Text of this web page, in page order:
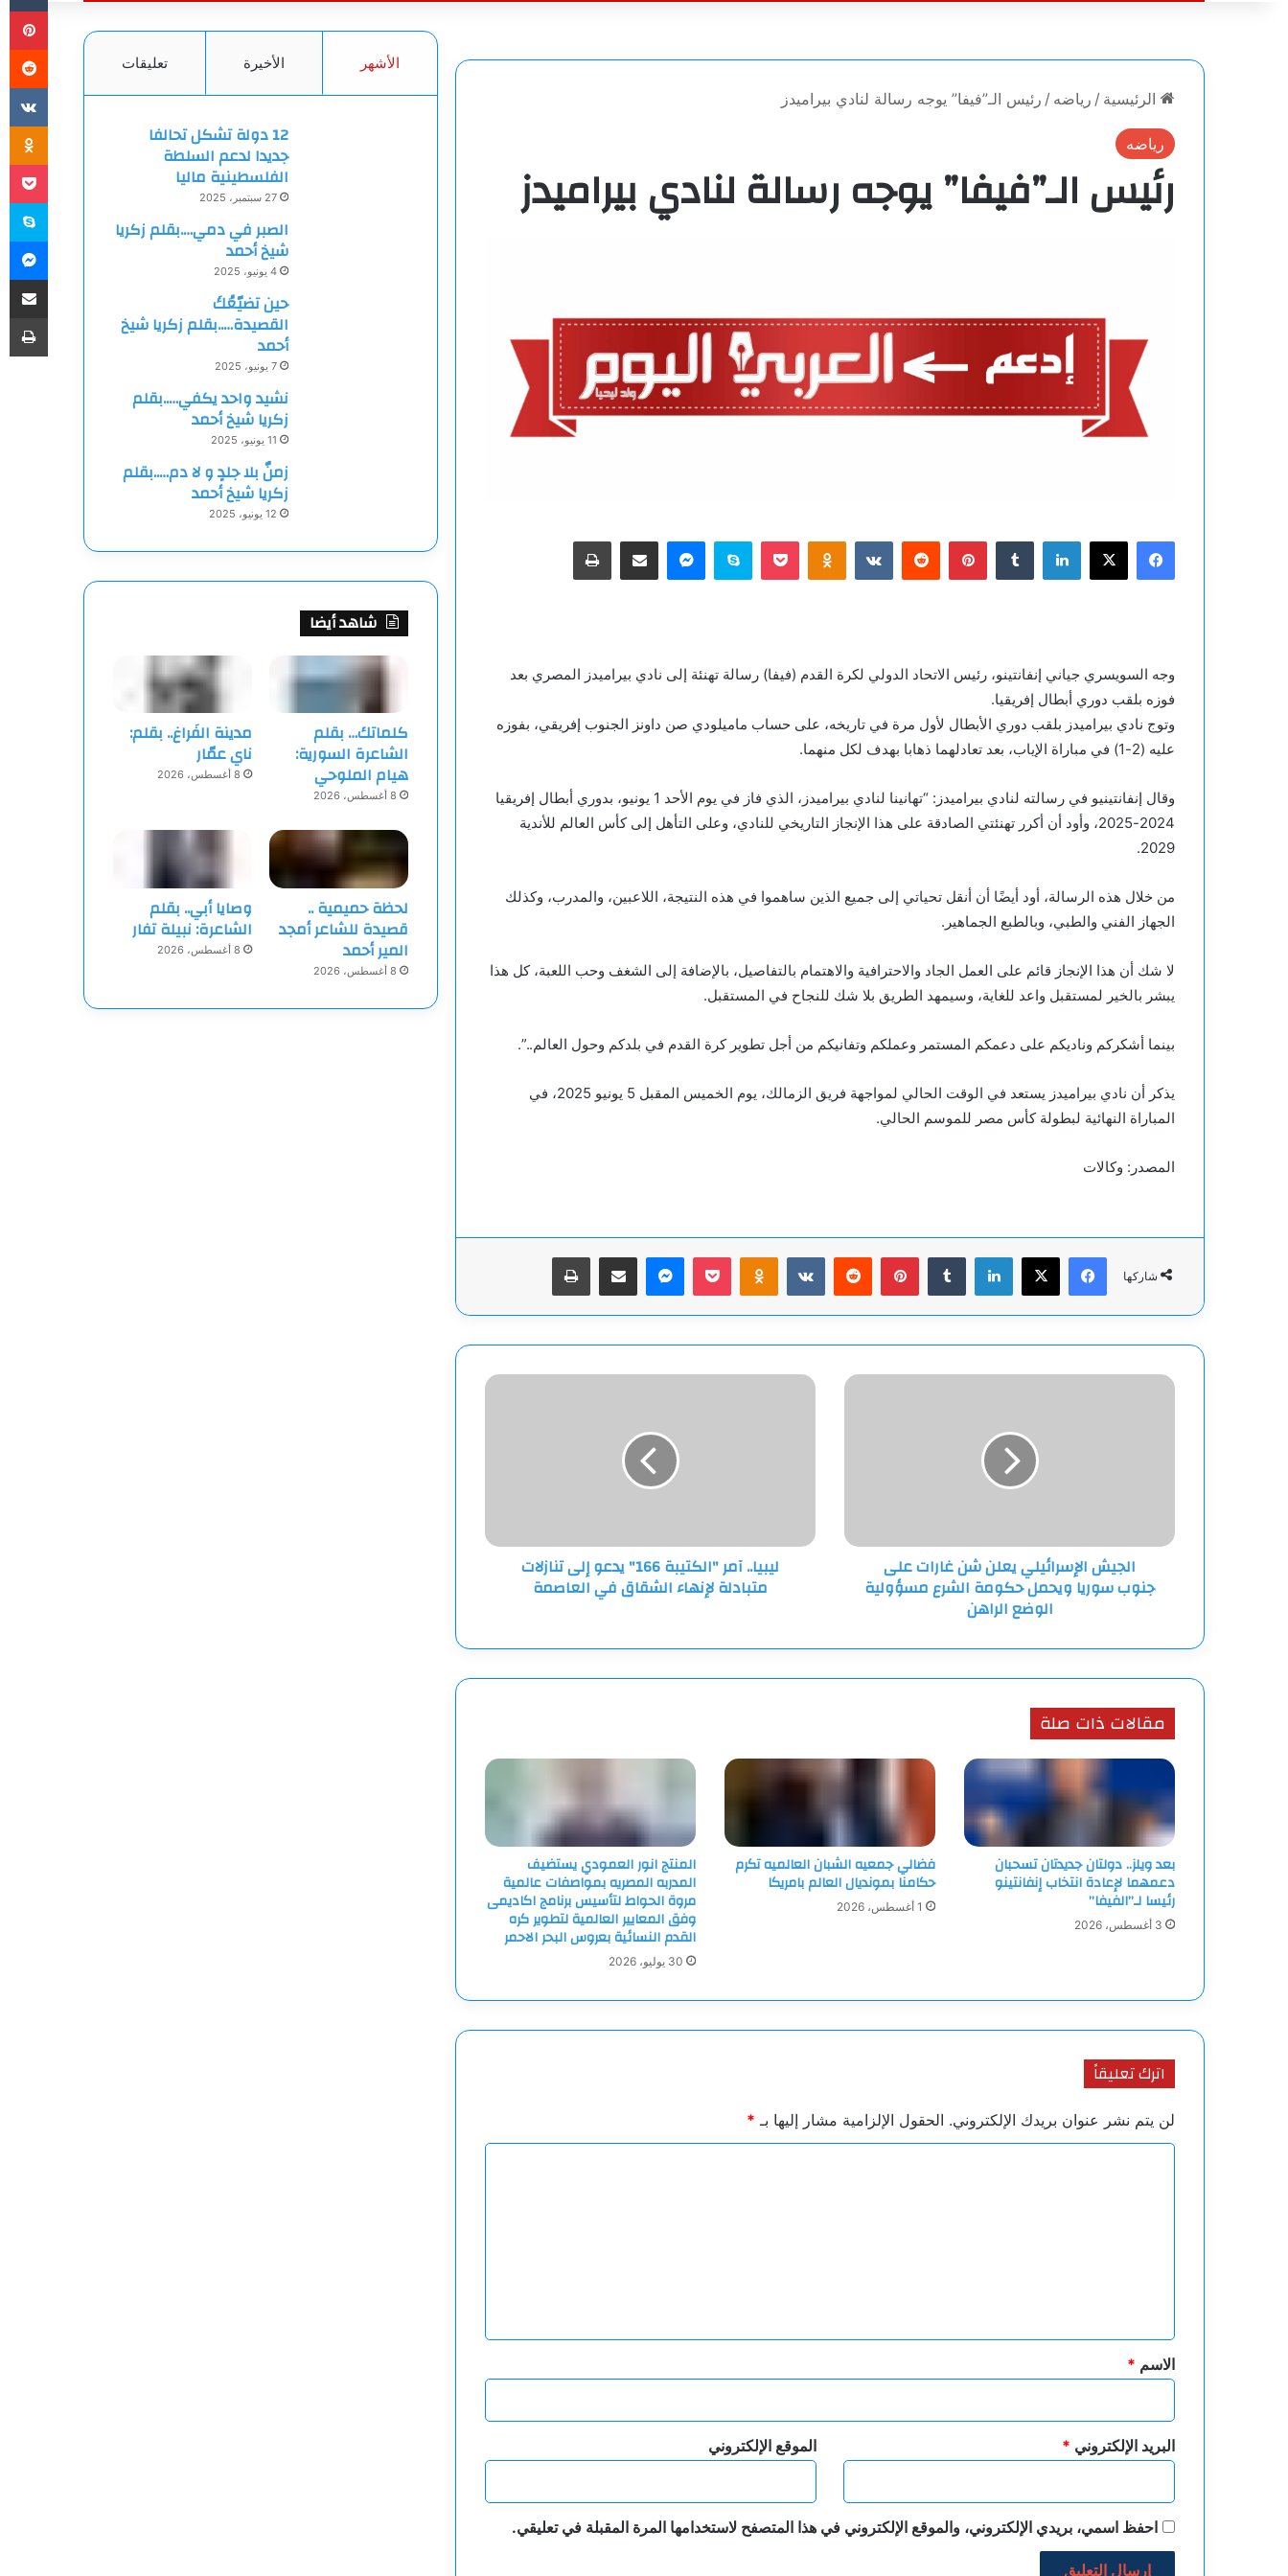
عن
الرئيسية / رياضه / رئيس الـ”فيفا” يوجه رسالة لنادي بيراميدز
رياضه
رئيس الـ”فيفا” يوجه رسالة لنادي بيراميدز
فيسبوك
‫X لينكدإن بينتيريست Odnoklassniki
‫Pocketسكايبماسنجرمشاركة عبر البريد طباعة
وجه السويسري جياني إنفانتينو، رئيس الاتحاد الدولي لكرة القدم (فيفا) رسالة تهنئة إلى نادي بيراميدز المصري بعد
فوزه بلقب دوري أبطال إفريقيا.
وتوج نادي بيراميدز بلقب دوري الأبطال لأول مرة في تاريخه، على حساب ماميلودي صن داونز الجنوب إفريقي، بفوزه
عليه (2-1) في مباراة الإياب، بعد تعادلهما ذهابا بهدف لكل منهما.
وقال إنفانتينيو في رسالته لنادي بيراميدز: “تهانينا لنادي بيراميدز، الذي فاز في يوم الأحد 1 يونيو، بدوري أبطال إفريقيا
2024-2025، وأود أن أكرر تهنئتي الصادقة على هذا الإنجاز التاريخي للنادي، وعلى التأهل إلى كأس العالم للأندية
2029.
من خلال هذه الرسالة، أود أيضًا أن أنقل تحياتي إلى جميع الذين ساهموا في هذه النتيجة، اللاعبين، والمدرب، وكذلك
الجهاز الفني والطبي، وبالطبع الجماهير.
لا شك أن هذا الإنجاز قائم على العمل الجاد والاحترافية والاهتمام بالتفاصيل، بالإضافة إلى الشغف وحب اللعبة، كل هذا
يبشر بالخير لمستقبل واعد للغاية، وسيمهد الطريق بلا شك للنجاح في المستقبل.
بينما أشكركم وناديكم على دعمكم المستمر وعملكم وتفانيكم من أجل تطوير كرة القدم في بلدكم وحول العالم..”.
يذكر أن نادي بيراميدز يستعد في الوقت الحالي لمواجهة فريق الزمالك، يوم الخميس المقبل 5 يونيو 2025، في
المباراة النهائية لبطولة كأس مصر للموسم الحالي.
المصدر: وكالات
شاركها
فيسبوك
‫X لينكدإن بينتيريست Odnoklassniki
‫Pocketماسنجرمشاركة عبر البريد طباعة
الجيش
ويحمل
حكومة
الشرع
الراهن
الجيش الإسرائيلي يعلن شن غارات على
جنوب سوريا ويحمل حكومة الشرع مسؤولية
الوضع الراهن
ليبيا..
لإنهاء
الشقاق
ليبيا.. آمر "الكتيبة 166" يدعو إلى تنازلات
متبادلة لإنهاء الشقاق في العاصمة
مقالات ذات صلة
بعد ويلز.. دولتان جديدتان تسحبان
دعمهما لإعادة انتخاب إنفانتينو
رئيسا لـ”الفيفا”
3 أغسطس، 2026
فضالي جمعيه الشبان العالميه تكرم
حكامنا بمونديال العالم بامريكا
1 أغسطس، 2026
المنتج انور العمودي يستضيف
المدربه المصريه بمواصفات عالمية
مروة الحواط لتأسيس برنامج اكاديمى
وفق المعايير العالمية لتطوير كره
القدم النسائية بعروس البحر الاحمر
30 يوليو، 2026
اترك تعليقاً
لن يتم نشر عنوان بريدك الإلكتروني. الحقول الإلزامية مشار إليها بـ *
*
الاسم *
البريد الإلكتروني * الموقع الإلكتروني
احفظ اسمي، بريدي الإلكتروني، والموقع الإلكتروني في هذا المتصفح لاستخدامها المرة المقبلة في تعليقي.
الأشهر الأخيرة تعليقات
12 دولة تشكل تحالفا
جديدا لدعم السلطة
الفلسطينية ماليا
27 سبتمبر، 2025
الصبر في دمي….بقلم زكريا
شيخ أحمد
4 يونيو، 2025
حين تضيّعُكَ
القصيدة…..بقلم زكريا شيخ
أحمد
7 يونيو، 2025
نشيد واحد يكفي…..بقلم
زكريا شيخ أحمد
11 يونيو، 2025
زمنٌ بلا جلدٍ و لا دم…..بقلم
زكريا شيخ أحمد
12 يونيو، 2025
شاهد أيضا
كلماتك… بقلم
الشاعرة السورية:
هيام الملوحي
8 أغسطس، 2026
مدينة الفَراغ.. بقلم:
ناي عمّار
8 أغسطس، 2026
لحظة حميمية ..
قصيدة للشاعر أمجد
المير أحمد
8 أغسطس، 2026
وصايا أبي.. بقلم
الشاعرة: نبيلة تفار
8 أغسطس، 2026